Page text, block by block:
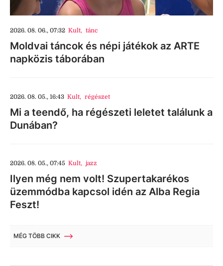
2026. 08. 06., 07:32 Kult, tánc
Moldvai táncok és népi játékok az ARTE
napközis táborában
2026. 08. 05., 16:43 Kult, régészet
Mi a teendő, ha régészeti leletet találunk a
Dunában?
2026. 08. 05., 07:45 Kult, jazz
Ilyen még nem volt! Szupertakarékos
üzemmódba kapcsol idén az Alba Regia
Feszt!
MÉG TÖBB CIKK